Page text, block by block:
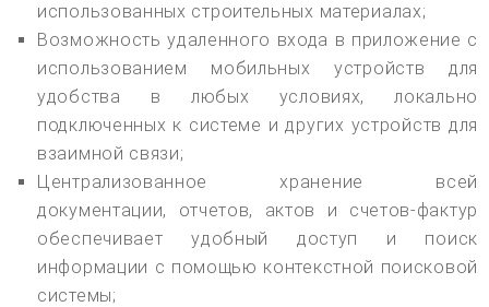
использованных строительных материалах;
Возможность удаленного входа в приложение с
использованием мобильных устройств для
удобства в любых условиях, локально
подключенных к системе и других устройств для
взаимной связи;
Централизованное хранение всей
документации, отчетов, актов и счетов-фактур
обеспечивает удобный доступ и поиск
информации с помощью контекстной поисковой
системы;